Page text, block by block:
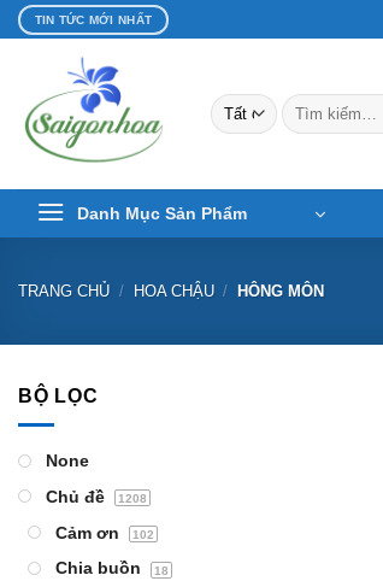
Bỏ
qua
dung
TIN TỨC MỚI NHẤT
Tìm
kiếm:
Danh Mục Sản Phẩm
TRANG CHỦ / HOA CHẬU / HÔNG MÔN
BỘ LỌC
None
Chủ đề
1208
Cảm ơn 102
Chia buồn 18